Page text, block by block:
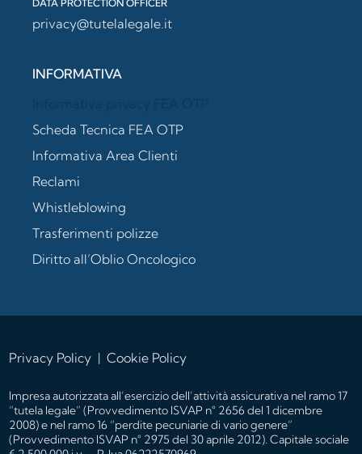
DATA PROTECTION OFFICER
privacy@tutelalegale.it
INFORMATIVA
Scheda Tecnica FEA OTP
Informativa Area Clienti
Reclami
Whistleblowing
Trasferimenti polizze
Diritto all’Oblio Oncologico
Privacy Policy |Cookie Policy
Impresa autorizzata all’esercizio dell’attività assicurativa nel ramo 17
“tutela legale” (Provvedimento ISVAP n° 2656 del 1 dicembre
2008) e nel ramo 16 “perdite pecuniarie di vario genere”
(Provvedimento ISVAP n° 2975 del 30 aprile 2012). Capitale sociale